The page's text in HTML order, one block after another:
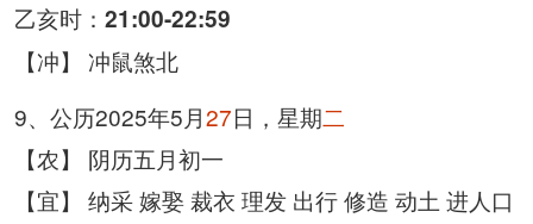
乙亥时： 21:00-22:59
【冲】 冲鼠煞北
9、公历2025年5月27日，星期二
【农】 阴历五月初一
【宜】 纳采 嫁娶 裁衣 理发 出行 修造 动土 进人口